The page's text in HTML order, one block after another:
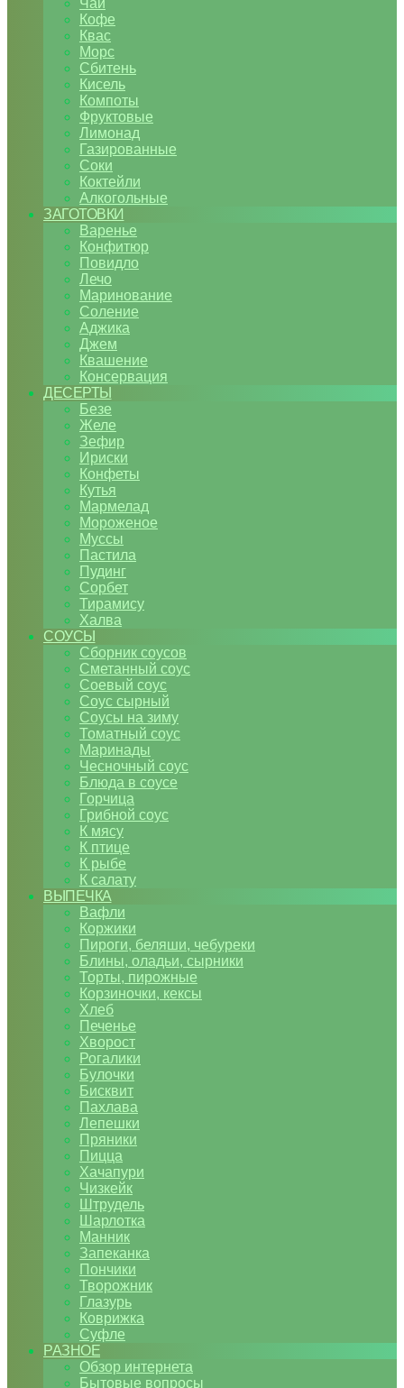
Чай
Кофе
Квас
Морс
Сбитень
Кисель
Компоты
Фруктовые
Лимонад
Газированные
Соки
Коктейли
Алкогольные
ЗАГОТОВКИ
Варенье
Конфитюр
Повидло
Лечо
Маринование
Соление
Аджика
Джем
Квашение
Консервация
ДЕСЕРТЫ
Безе
Желе
Зефир
Ириски
Конфеты
Кутья
Мармелад
Мороженое
Муссы
Пастила
Пудинг
Сорбет
Тирамису
Халва
СОУСЫ
Сборник соусов
Сметанный соус
Соевый соус
Соус сырный
Соусы на зиму
Томатный соус
Маринады
Чесночный соус
Блюда в соусе
Горчица
Грибной соус
К мясу
К птице
К рыбе
К салату
ВЫПЕЧКА
Вафли
Коржики
Пироги, беляши, чебуреки
Блины, оладьи, сырники
Торты, пирожные
Корзиночки, кексы
Хлеб
Печенье
Хворост
Рогалики
Булочки
Бисквит
Пахлава
Лепешки
Пряники
Пицца
Хачапури
Чизкейк
Штрудель
Шарлотка
Манник
Запеканка
Пончики
Творожник
Глазурь
Коврижка
Суфле
РАЗНОЕ
Обзор интернета
Бытовые вопросы